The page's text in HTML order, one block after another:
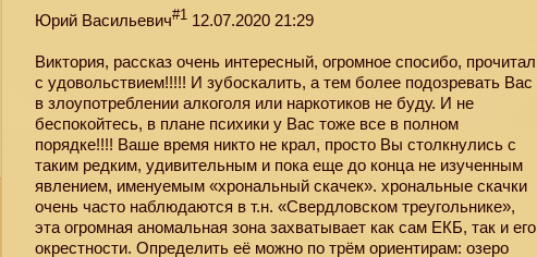
Юрий Васильевич#1 12.07.2020 21:29
Виктория, рассказ очень интересный, огромное спосибо, прочитал
с удовольствием!!!!! И зубоскалить, а тем более подозревать Вас
в злоупотреблении алкоголя или наркотиков не буду. И не
беспокойтесь, в плане психики у Вас тоже все в полном
порядке!!!! Ваше время никто не крал, просто Вы столкнулись с
таким редким, удивительным и пока еще до конца не изученным
явлением, именуемым «хрональный скачек». хрональные скачки
очень часто наблюдаются в т.н. «Свердловском треугольнике»,
эта огромная аномальная зона захватывает как сам ЕКБ, так и его
окрестности. Определить её можно по трём ориентирам: озеро